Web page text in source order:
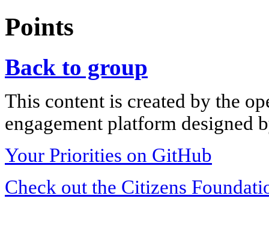
Points
Back to group
This content is created by the
engagement platform designed
Your Priorities on GitHub
Check out the Citizens